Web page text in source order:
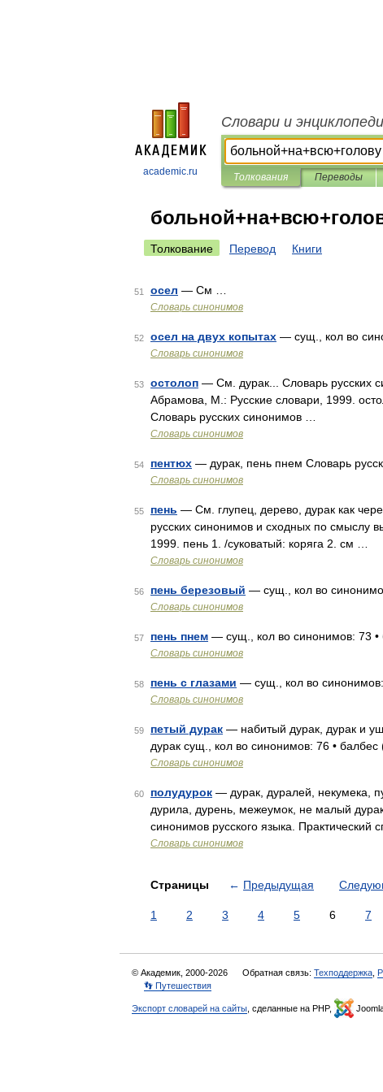
academic.ru
Словари и
Толкования Переводы
Толкование Перевод Книги
51 осел — См …
Словарь синонимов
52 осел на двух копытах — сущ., кол во
Словарь синонимов
53 остолоп — См. дурак... Словарь русских
Абрамова, М.: Русские словари, 1999.
Словарь русских синонимов …
Словарь синонимов
54 пентюх — дурак, пень пнем Словарь
Словарь синонимов
55 пень — См. глупец, дерево, дурак как
русских синонимов и сходных по смыслу
1999. пень 1. /суковатый: коряга 2. см …
Словарь синонимов
56 пень березовый — сущ., кол во
Словарь синонимов
57 пень пнем — сущ., кол во синонимов: 73 •
Словарь синонимов
58 пень с глазами — сущ., кол во синонимов:
Словарь синонимов
59 петый дурак — набитый дурак, дурак и
дурак сущ., кол во синонимов: 76 • балбес
Словарь синонимов
60 полудурок — дурак, дуралей, некумека,
дурила, дурень, межеумок, не малый
синонимов русского языка. Практический
Словарь синонимов
Страницы ← Предыдущая
1 2 3 4 5 6 7
© Академик, 2000-2026 Обратная связь: Техподдержка
👣 Путешествия
Экспорт словарей на сайты , сделанные на PHP,